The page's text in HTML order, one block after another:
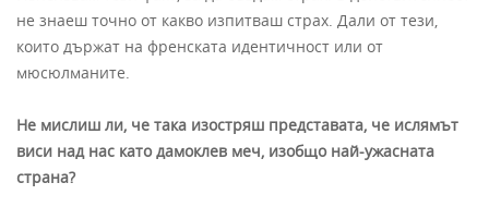
не знаеш точно от какво изпитваш страх. Дали от тези,
които държат на френската идентичност или от
мюсюлманите.
Не мислиш ли, че така изостряш представата, че ислямът
виси над нас като дамоклев меч, изобщо най-ужасната
страна?